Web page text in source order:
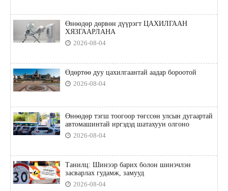
Өнөөдөр дөрвөн дүүрэгт ЦАХИЛГААН
ХЯЗГААРЛАНА
2026-08-04
Өдөртөө дуу цахилгаантай аадар бороотой
2026-08-04
Өнөөдөр тэгш тоогоор төгссөн улсын дугаартай
автомашинтай иргэдэд шатахуун олгоно
2026-08-04
Танилц: Шинээр барих болон шинэчлэн
засварлах гудамж, замууд
2026-08-04